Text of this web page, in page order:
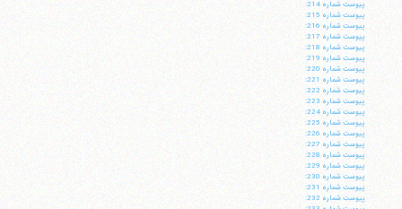
پيوست شماره 214:
پيوست شماره 215:
پيوست شماره 216:
پيوست شماره 217:
پيوست شماره 218:
پيوست شماره 219:
پيوست شماره 220:
پيوست شماره 221:
پيوست شماره 222:
پيوست شماره 223:
پيوست شماره 224:
پيوست شماره 225:
پيوست شماره 226:
پيوست شماره 227:
پيوست شماره 228:
پيوست شماره 229:
پيوست شماره 230:
پيوست شماره 231:
پيوست شماره 232: